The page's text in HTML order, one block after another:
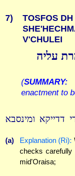
7)
TOSFOS
V'CHULEI
עליה
(SUMMARY:
enactment to
דדייקא ומינסבא
(a) Explanation (Ri):
checks carefully
mid'Oraisa;